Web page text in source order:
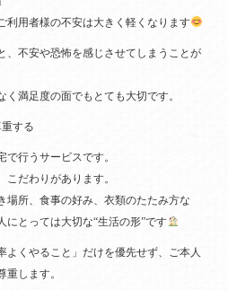
利用者様の不安は大きく軽くなります
、不安や恐怖を感じさせてしまうことが
満足度の面でもとても大切です。
する
行うサービスです。
だわりがあります。
場所、食事の好み、衣類のたたみ方な
にとっては大切な“生活の形”です
よくやること」だけを優先せず、ご本人
します。